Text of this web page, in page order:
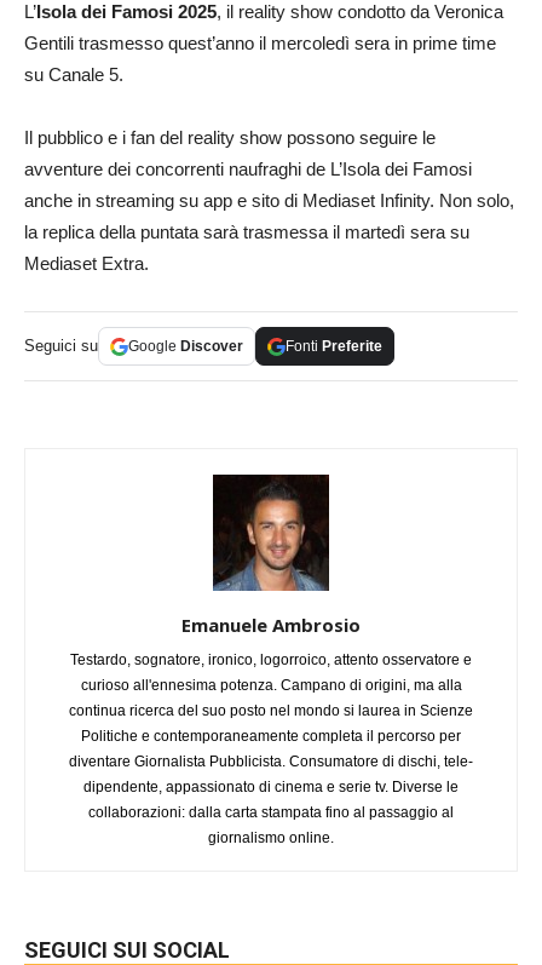
L’ Isola dei Famosi 2025, il reality show condotto da Veronica
Gentili trasmesso quest’anno il mercoledì sera in prime time
su Canale 5.
Il pubblico e i fan del reality show possono seguire le
avventure dei concorrenti naufraghi de L’Isola dei Famosi
anche in streaming su app e sito di Mediaset Infinity. Non solo,
la replica della puntata sarà trasmessa il martedì sera su
Mediaset Extra.
Seguici su Google Discover Fonti Preferite
Emanuele Ambrosio
Testardo, sognatore, ironico, logorroico, attento osservatore e
curioso all'ennesima potenza. Campano di origini, ma alla
continua ricerca del suo posto nel mondo si laurea in Scienze
Politiche e contemporaneamente completa il percorso per
diventare Giornalista Pubblicista. Consumatore di dischi, tele-
dipendente, appassionato di cinema e serie tv. Diverse le
collaborazioni: dalla carta stampata fino al passaggio al
giornalismo online.
SEGUICI SUI SOCIAL